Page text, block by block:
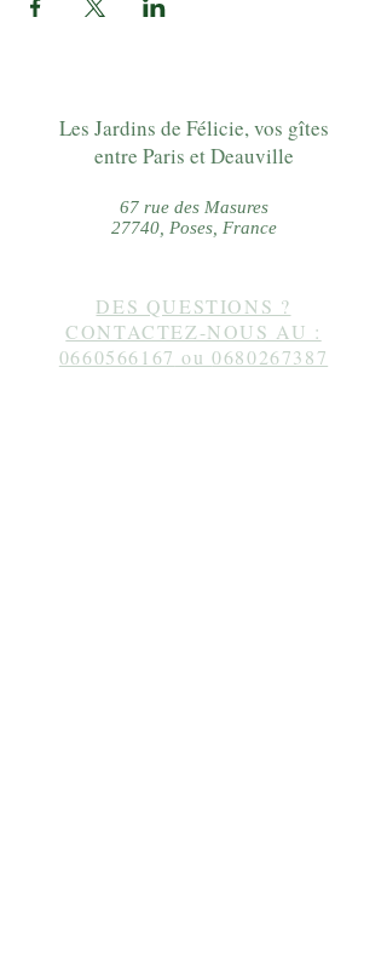
Les Jardins de Félicie, vos gîtes
entre Paris et Deauville
67 rue des Masures
27740, Poses, France
DES QUESTIONS ?
CONTACTEZ-NOUS AU :
0660566167 ou0680267387